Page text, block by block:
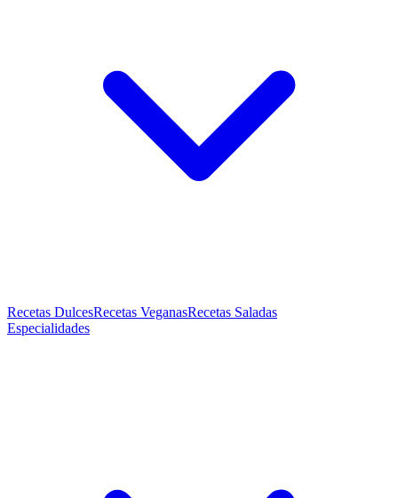
Recetas DulcesRecetas VeganasRecetas Saladas
Especialidades